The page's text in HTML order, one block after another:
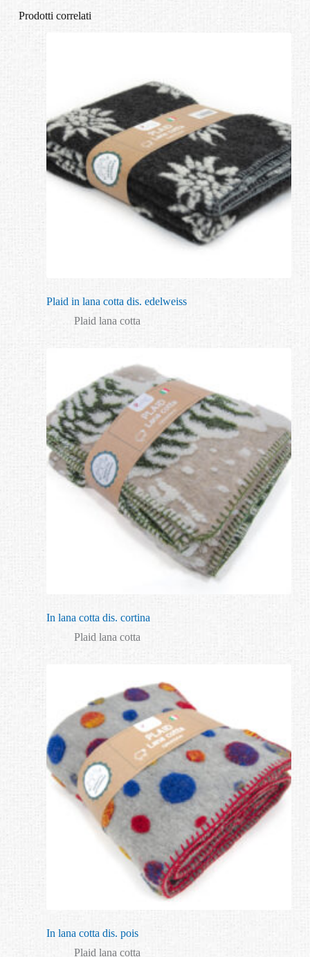
Prodotti correlati
Plaid in lana cotta dis. edelweiss
Plaid lana cotta
In lana cotta dis. cortina
Plaid lana cotta
In lana cotta dis. pois
Plaid lana cotta